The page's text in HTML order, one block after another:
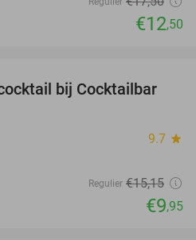
€12,50
34%
bij Cocktailbar
9.7 star
Regulier €15,15
€9,95